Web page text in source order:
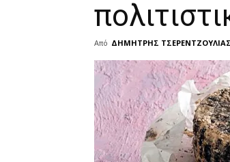
Από ΔΗΜΗΤΡΗΣ ΤΣΕΡΕΝΤΖΟΥΛΙΑΣ